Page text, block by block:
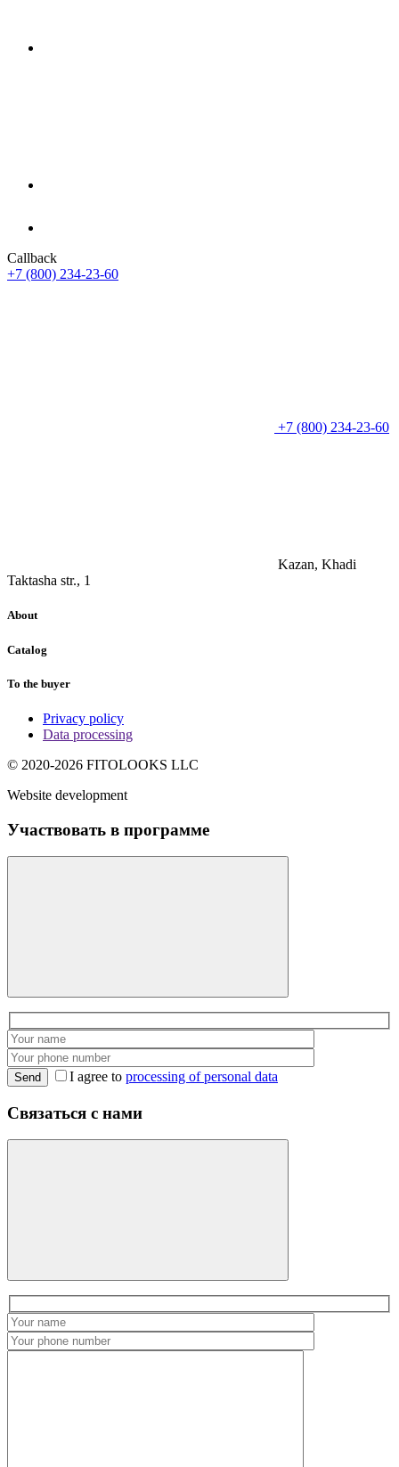
Callback
+7 (800) 234-23-60
+7 (800) 234-23-60
Kazan, Khadi
Taktasha str., 1
About
Catalog
To the buyer
Privacy policy
Data processing
© 2020-2026 FITOLOOKS LLC
Website development
Участвовать в программе
Send I agree to processing of personal data
Связаться с нами